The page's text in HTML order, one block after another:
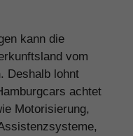
kann die
vom
Deshalb lohnt
achtet
Motorisierung,